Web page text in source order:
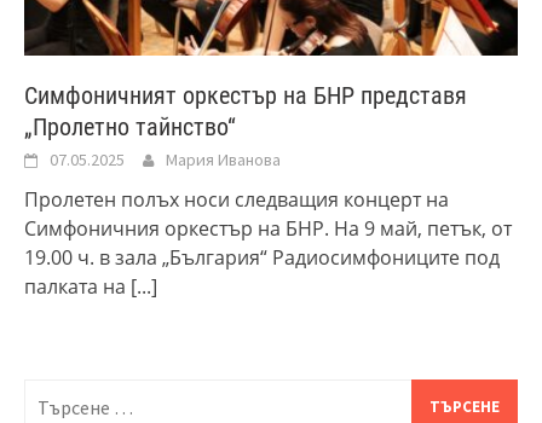
Симфоничният оркестър на БНР представя
„Пролетно тайнство“
07.05.2025 Мария Иванова
Пролетен полъх носи следващия концерт на
Симфоничния оркестър на БНР. На 9 май, петък, от
19.00 ч. в зала „България“ Радиосимфониците под
палката на [...]